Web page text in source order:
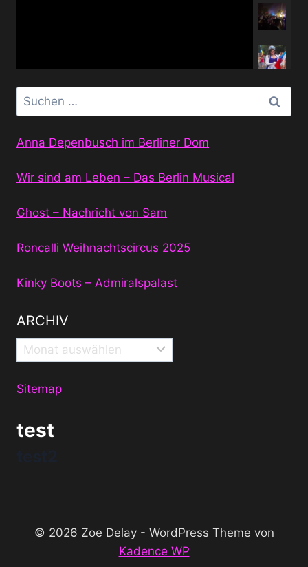
Suchen
nach:
Anna Depenbusch im Berliner Dom
Wir sind am Leben – Das Berlin Musical
Ghost – Nachricht von Sam
Roncalli Weihnachtscircus 2025
Kinky Boots – Admiralspalast
ARCHIV
Archiv
Sitemap
test
© 2026 Zoe Delay - WordPress Theme von
Kadence WP